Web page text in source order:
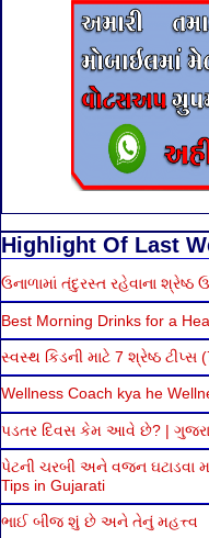
Highlight Of Last
ઉનાળામાં તંદુરસ્ત રહેવાના શ્રેષ્ઠ
Best Morning Drinks for a
સ્વસ્થ કિડની માટે 7 શ્રેષ્ઠ ટીપ્સ
Wellness Coach kya he
પડતર દિવસ કેમ આવે છે? |
પેટની ચરબી અને વજન ઘટાડવા
Tips in Gujarati
ભાઈ બીજ શું છે અને તેનું મહત્ત્વ